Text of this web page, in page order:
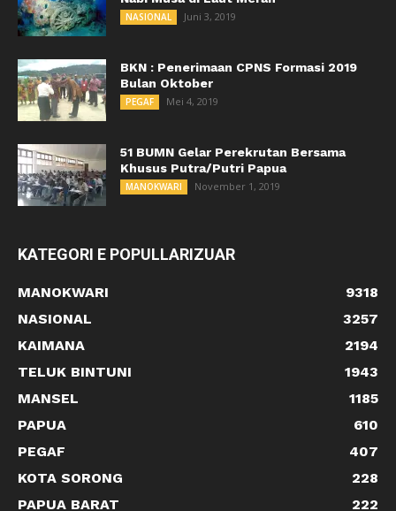
NASIONAL Juni 3, 2019
BKN : Penerimaan CPNS Formasi 2019
Bulan Oktober
PEGAF Mei 4, 2019
51 BUMN Gelar Perekrutan Bersama
Khusus Putra/Putri Papua
MANOKWARI November 1, 2019
KATEGORI E POPULLARIZUAR
MANOKWARI
9318
NASIONAL
3257
KAIMANA
2194
TELUK BINTUNI
1943
MANSEL
1185
PAPUA
610
PEGAF
407
KOTA SORONG
228
PAPUA BARAT
222